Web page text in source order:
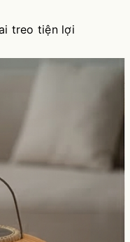
treo tiện lợi